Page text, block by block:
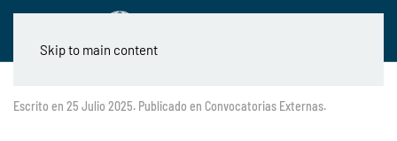
Skip to main content
Escrito en 25 Julio 2025. Publicado en Convocatorias Externas.